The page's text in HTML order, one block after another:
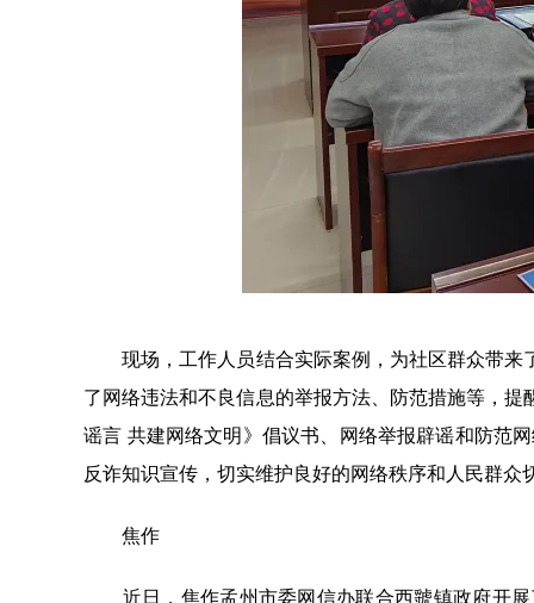
现场，工作人员结合实际案例，为社区群众带来
了网络违法和不良信息的举报方法、防范措施等，
谣言 共建网络文明》倡议书、网络举报辟谣和防范
反诈知识宣传，切实维护良好的网络秩序和人民群众
焦作
近日，焦作孟州市委网信办联合西虢镇政府开展